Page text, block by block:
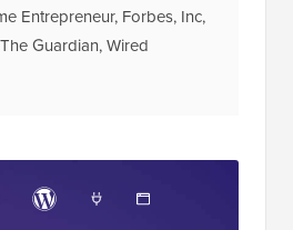
Entrepreneur, Forbes, Inc,
Guardian, Wired